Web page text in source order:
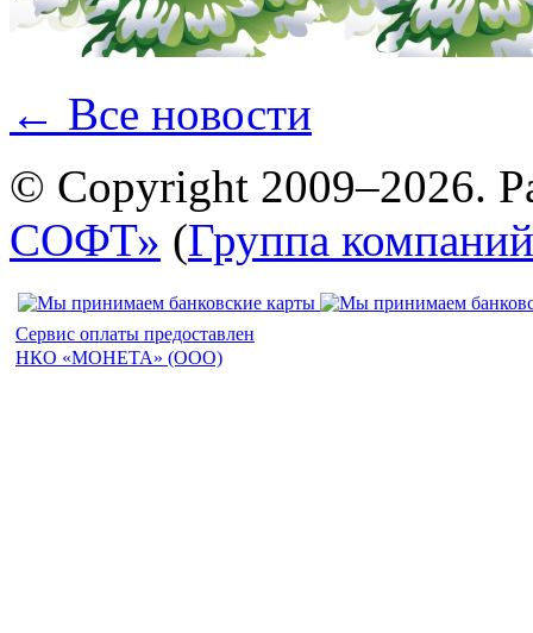
← Все новости
© Copyright 2009–2026.
СОФТ» (Группа
Сервис оплаты предоставлен
НКО «МОНЕТА» (ООО)